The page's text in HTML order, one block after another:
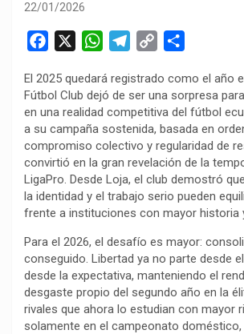
22/01/2026
c
e
b
o
o
k
W
a
t
s
A
p
p
l
e
g
r
a
m
p
y
L
i
n
k
m
p
a
r
t
i
r
El 2025 quedará registrado como el año
Fútbol Club dejó de ser una sorpresa
en una realidad competitiva del fútbol
a su campaña sostenida, basada en
compromiso colectivo y regularidad de
convirtió en la gran revelación de la
LigaPro. Desde Loja, el club demostró
la identidad y el trabajo serio pueden
frente a instituciones con mayor historia
Para el 2026, el desafío es mayor:
conseguido. Libertad ya no parte desde
desde la expectativa, manteniendo el
desgaste propio del segundo año en la
rivales que ahora lo estudian con mayor
solamente en el campeonato